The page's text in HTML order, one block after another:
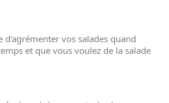
d'agrémenter vos salades quand
et que vous voulez de la salade